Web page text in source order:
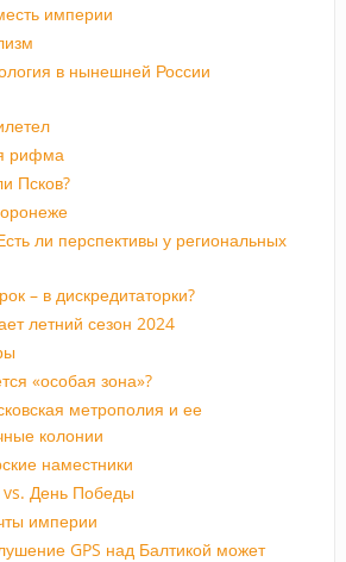
империи
в нынешней России
рифма
Псков?
ли перспективы у региональных
– в дискредитаторки?
летний сезон 2024
«особая зона»?
метрополия и ее
колонии
наместники
День Победы
империи
GPS над Балтикой может